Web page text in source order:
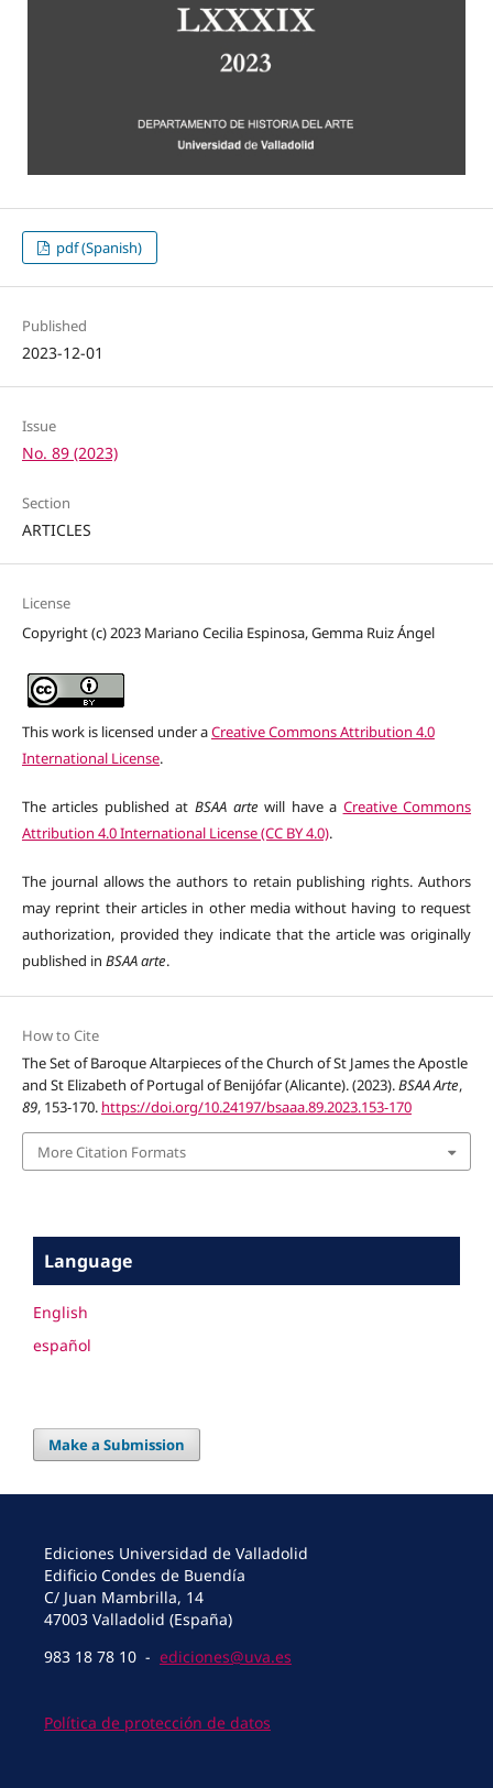
pdf (Spanish)
Published
2023-12-01
Issue
No. 89 (2023)
Section
ARTICLES
License
Copyright (c) 2023 Mariano Cecilia Espinosa, Gemma Ruiz Ángel
This work is licensed under aCreative Commons Attribution 4.0
International License.
The articles published at BSAA arte will have a Creative Commons
Attribution 4.0 International License (CC BY 4.0).
The journal allows the authors to retain publishing rights. Authors
may reprint their articles in other media without having to request
authorization, provided they indicate that the article was originally
published in BSAA arte.
How to Cite
The Set of Baroque Altarpieces of the Church of St James the Apostle
and St Elizabeth of Portugal of Benijófar (Alicante). (2023).BSAA Arte,
89, 153-170. https://doi.org/10.24197/bsaaa.89.2023.153-170
More Citation Formats
Language
English
español
Make a Submission
Ediciones Universidad de Valladolid
Edificio Condes de Buendía
C/ Juan Mambrilla, 14
47003 Valladolid (España)
983 18 78 10 - ediciones@uva.es
Política de protección de datos